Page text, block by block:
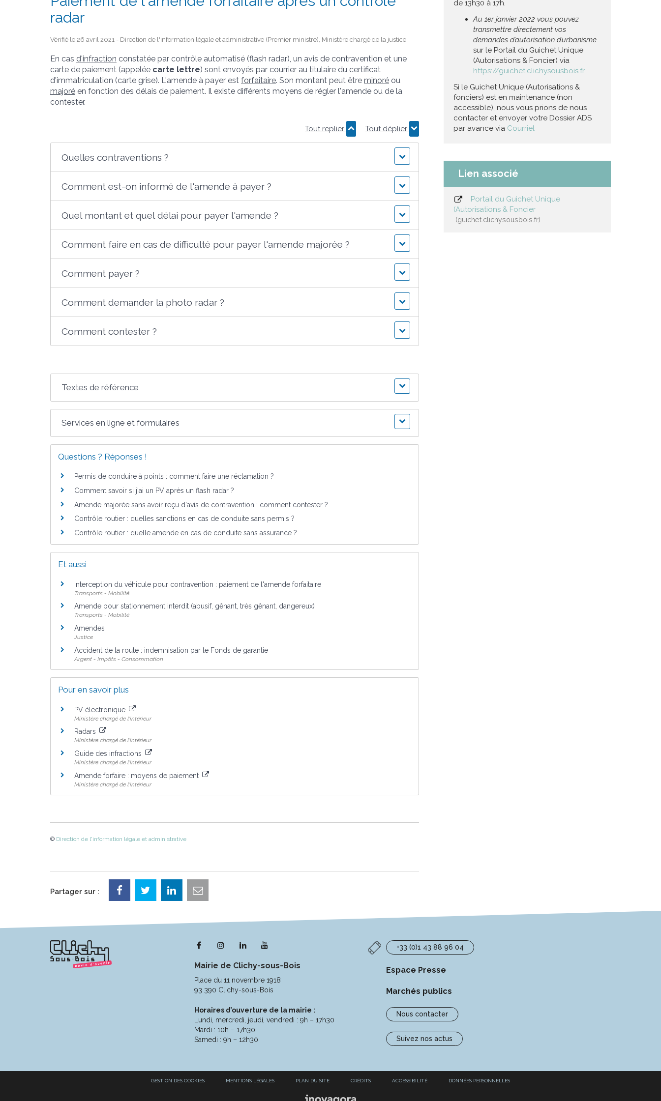
radar
Vérifié le 26 avril 2021 - Direction de l'information légale et administrative (Premier ministre), Ministère chargé de la justice
En cas d'infraction constatée par contrôle automatisé (flash radar), un avis de contravention et une
carte de paiement (appelée carte lettre) sont envoyés par courrier au titulaire du certificat
d'immatriculation (carte grise). L'amende à payer est forfaitaire. Son montant peut être minoré ou
majoré en fonction des délais de paiement. Il existe différents moyens de régler l'amende ou de la
contester.
Tout replier Tout déplier
Quelles contraventions ?
Comment est-on informé de l'amende à payer ?
Quel montant et quel délai pour payer l'amende ?
Comment faire en cas de difficulté pour payer l'amende majorée ?
Comment payer ?
Comment demander la photo radar ?
Comment contester ?
Textes de référence
Services en ligne et formulaires
Questions ? Réponses !
Permis de conduire à points : comment faire une réclamation ?
Comment savoir si j'ai un PV après un flash radar ?
Amende majorée sans avoir reçu d'avis de contravention : comment contester ?
Contrôle routier : quelles sanctions en cas de conduite sans permis ?
Contrôle routier : quelle amende en cas de conduite sans assurance ?
Et aussi
Interception du véhicule pour contravention : paiement de l'amende forfaitaire
Transports - Mobilité
Amende pour stationnement interdit (abusif, gênant, très gênant, dangereux)
Transports - Mobilité
Amendes
Justice
Accident de la route : indemnisation par le Fonds de garantie
Argent - Impôts - Consommation
Pour en savoir plus
PV électronique
Ministère chargé de l'intérieur
Radars
Ministère chargé de l'intérieur
Guide des infractions
Ministère chargé de l'intérieur
Amende forfaire : moyens de paiement
Ministère chargé de l'intérieur
© Direction de l'information légale et administrative
de 13h30 à 17h.
Au 1er janvier 2022 vous pouvez
transmettre directement vos
demandes d’autorisation d’urbanisme
sur le Portail du Guichet Unique
(Autorisations & Foncier) via
https://guichet.clichysousbois.fr
Si le Guichet Unique (Autorisations &
fonciers) est en maintenance (non
accessible), nous vous prions de nous
contacter et envoyer votre Dossier ADS
par avance via Courriel
Lien associé
Portail du Guichet Unique
(Autorisations & Foncier
guichet.clichysousbois.fr
Partager sur :
Lien
le
compte
Facebook
Lien
le
compte
Instagram
Lien
le
compte
Linkedin
la
chaîne
Youtube
Mairie de Clichy-sous-Bois
Place du 11 novembre 1918
93 390 Clichy-sous-Bois
Horaires d’ouverture de la mairie :
Lundi, mercredi, jeudi, vendredi : 9h – 17h30
Mardi : 10h – 17h30
Samedi : 9h – 12h30
+33 (0)1 43 88 96 04
Espace Presse
Marchés publics
Nous contacter
Suivez nos actus
GESTION DES COOKIES MENTIONS LÉGALES PLAN DU SITE CRÉDITS ACCESSIBILITÉ DONNÉES PERSONNELLES